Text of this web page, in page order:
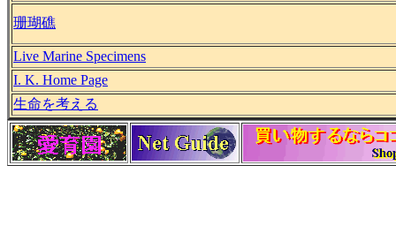
珊瑚礁
Live Marine Specimens
I. K. Home Page
生命を考える